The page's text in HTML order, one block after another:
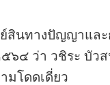
นทางปัญญาและ
๖๔ ว่า วชิระ บัว
มโดดเดี่ยว